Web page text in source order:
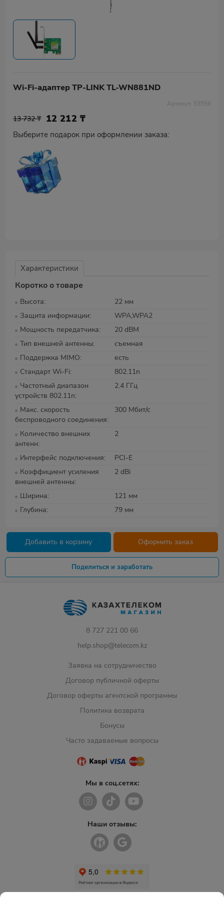
Wi-Fi-адаптер TP-LINK TL-WN881ND
Артикул: 53556
13 732 ₸ 12 212 ₸
Выберите подарок при оформлении заказа:
Характеристики
Коротко о товаре
Высота
22 мм
Защита информации
WPA,WPA2
Мощность передатчика
20 dBM
Тип внешней антенны
съемная
Поддержка MIMO
есть
Стандарт Wi-Fi
802.11n
Частотный диапазон
устройств 802.11n
2.4 ГГц
Макс. скорость
беспроводного соединения
300 Мбит/с
Количество внешних
антенн
2
Интерфейс подключения
PCI-E
Коэффициент усиления
внешней антенны
2 dBi
Ширина
121 мм
Глубина
79 мм
Добавить в корзину Оформить заказ
Поделиться и заработать
8 727 221 00 66
help.shop@telecom.kz
Заявка на сотрудничество
Договор публичной оферты
Договор оферты агентской программы
Политика возврата
Бонусы
Часто задаваемые вопросы
Мы в соц.сетях:
Наши отзывы: